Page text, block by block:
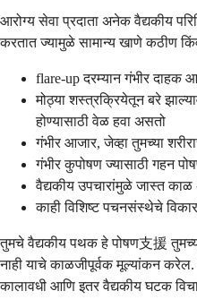
आरोग्य सेवा प्रदाता अनेक वैद्यकीय
करतात ज्यामुळे सामान्य खाणे कठीण
flare-up दरम्यान गंभीर दाहक
मोठ्या शस्त्रक्रियेतून बरे
होण्यासाठी वेळ हवा असतो
गंभीर आजार, जेव्हा तुमच्या
गंभीर कुपोषण ज्यासाठी गहन
वैद्यकीय उपचारांमुळे जास्त
काही विशिष्ट पचनसंस्थेचे
तुमचे वैद्यकीय पथक हे पोषण支援
नाही याचे काळजीपूर्वक मूल्यांकन
कालावधी आणि इतर वैद्यकीय घटक